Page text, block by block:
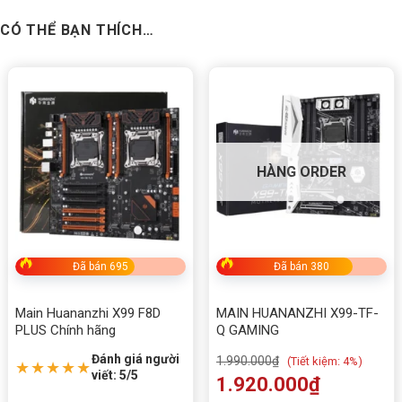
THÔNG
CHI TIẾT
CÓ THỂ BẠN THÍCH…
Đã bán 695
Main Huananzhi X99 F8D
PLUS Chính hãng
★★★★★Đánh giá người
viết: 5/5
HÀNG ORDER
Đã bán 380
MAIN HUANANZHI X99-TF-
Q GAMING
1.990.000₫ (Tiết kiệm: 4%)
1.920.000₫